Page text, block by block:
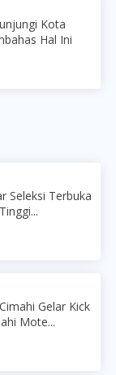
Kota
Hal Ini
Seleksi Terbuka
Gelar Kick
Mote...